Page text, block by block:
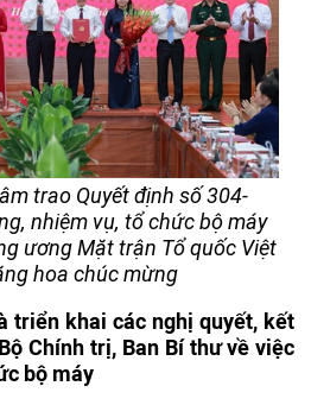
trao Quyết định số 304-
nhiệm vụ, tổ chức bộ máy
ương Mặt trận Tổ quốc Việt
hoa chúc mừng
triển khai các nghị quyết, kết
Chính trị, Ban Bí thư về việc
bộ máy